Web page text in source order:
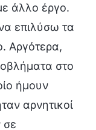
άλλο έργο.
επιλύσω τα
Αργότερα,
στο
ήμουν
αρνητικοί
σε